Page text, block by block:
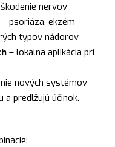
nervov
– psoriáza, ekzém
typov nádorov
– lokálna aplikácia pri
nových systémov
a predlžujú účinok.